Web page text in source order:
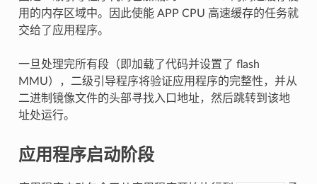
用的内存区域中。因此使能 APP CPU 高速缓存的任务就
交给了应用程序。
一旦处理完所有段（即加载了代码并设置了 flash
MMU），二级引导程序将验证应用程序的完整性，并从
二进制镜像文件的头部寻找入口地址，然后跳转到该地
址处运行。
应用程序启动阶段